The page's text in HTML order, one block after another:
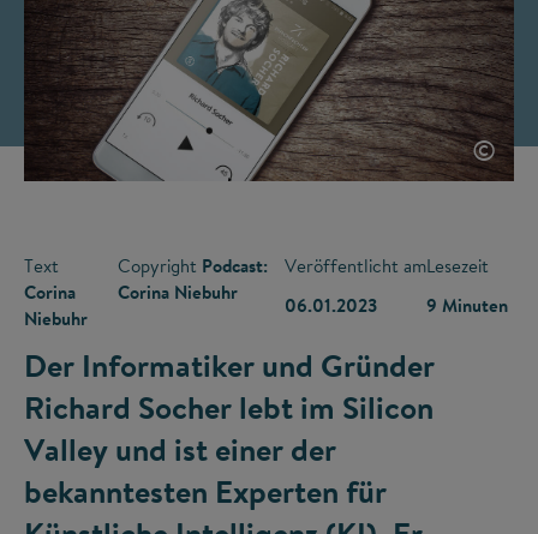
©
Text
Corina
Niebuhr
Copyright Podcast:
Corina Niebuhr
Veröffentlicht am
06.01.2023
Lesezeit
9 Minuten
Der Informatiker und Gründer
Richard Socher lebt im Silicon
Valley und ist einer der
bekanntesten Experten für